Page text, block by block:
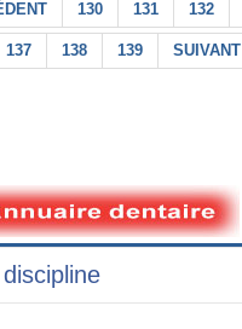
130 131 132
137 138 139 SUIVANT